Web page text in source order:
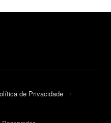
de Privacidade